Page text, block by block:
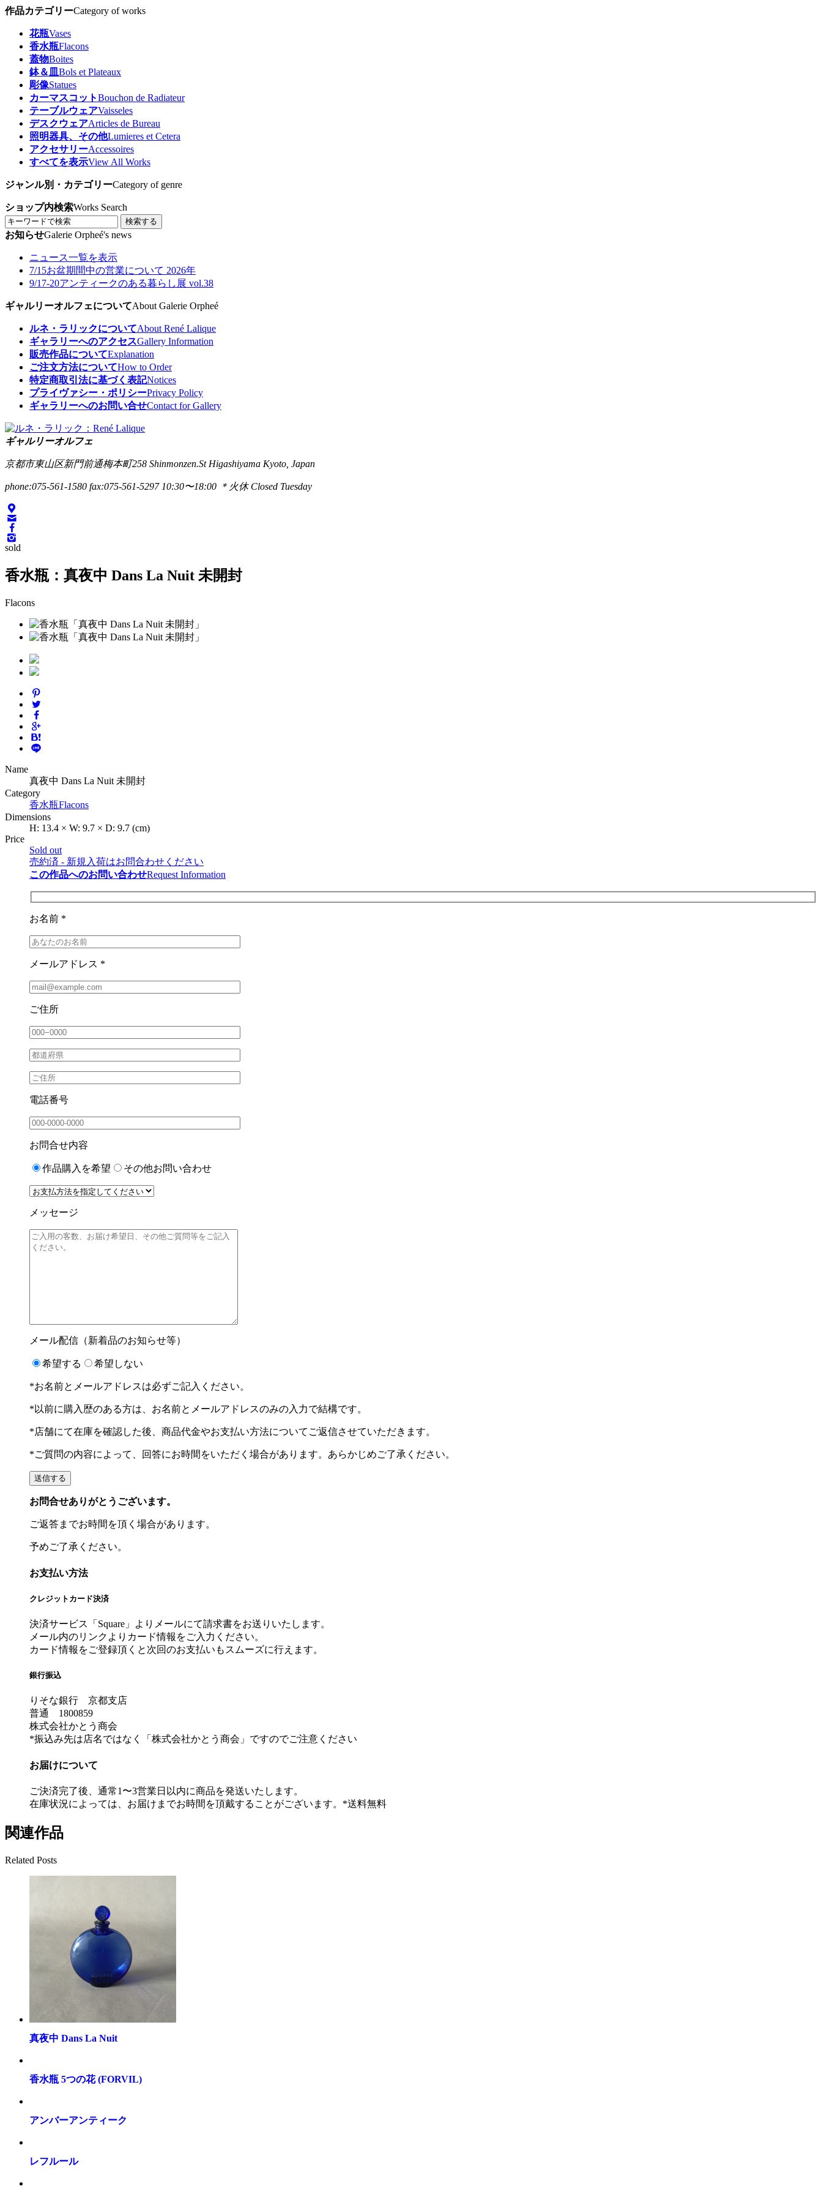
作品カテゴリーCategory of works
花瓶Vases
香水瓶Flacons
蓋物Boites
鉢＆皿 Bols et Plateaux
彫像Statues
カーマスコットBouchon de Radiateur
テーブルウェアVaisseles
デスクウェアArticles de Bureau
照明器具、その他Lumieres et Cetera
アクセサリーAccessoires
すべてを表示View All Works
ジャンル別・カテゴリーCategory of genre
ショップ内検索Works Search
検索する
お知らせGalerie Orpheé's news
ニュース一覧を表示
7/15お盆期間中の営業について 2026年
9/17-20アンティークのある暮らし展 vol.38
ギャルリーオルフェについてAbout Galerie Orpheé
ルネ・ラリックについてAbout René Lalique
ギャラリーへのアクセスGallery Information
販売作品についてExplanation
ご注文方法についてHow to Order
特定商取引法に基づく表記Notices
プライヴァシー・ポリシーPrivacy Policy
ギャラリーへのお問い合せContact for Gallery
ギャルリーオルフェ
京都市東山区新門前通梅本町258 Shinmonzen.St Higashiyama Kyoto, Japan
phone:075-561-1580 fax:075-561-5297 10:30〜18:00 ＊火休 Closed Tuesday
sold
香水瓶：真夜中 Dans La Nuit 未開封
Flacons
Name
真夜中 Dans La Nuit 未開封
Category
香水瓶Flacons
Dimensions
H: 13.4 × W: 9.7 × D: 9.7 (cm)
Price
Sold out
売約済 - 新規入荷はお問合わせください
この作品へのお問い合わせRequest Information
お名前 *
メールアドレス *
ご住所
電話番号
お問合せ内容
作品購入を希望 その他お問い合わせ
メッセージ
メール配信（新着品のお知らせ等）
希望する 希望しない
*お名前とメールアドレスは必ずご記入ください。
*以前に購入歴のある方は、お名前とメールアドレスのみの入力で結構です。
*店舗にて在庫を確認した後、商品代金やお支払い方法についてご返信させていただきます。
*ご質問の内容によって、回答にお時間をいただく場合があります。あらかじめご了承ください。
お問合せありがとうございます。
ご返答までお時間を頂く場合があります。
予めご了承ください。
お支払い方法
クレジットカード決済
決済サービス「Square」よりメールにて請求書をお送りいたします。
メール内のリンクよりカード情報をご入力ください。
カード情報をご登録頂くと次回のお支払いもスムーズに行えます。
銀行振込
りそな銀行 京都支店
普通 1800859
株式会社かとう商会
*振込み先は店名ではなく「株式会社かとう商会」ですのでご注意ください
お届けについて
ご決済完了後、通常1〜3営業日以内に商品を発送いたします。
在庫状況によっては、お届けまでお時間を頂戴することがございます。*送料無料
関連作品
Related Posts
真夜中 Dans La Nuit
香水瓶 5つの花 (FORVIL)
アンバーアンティーク
レフルール